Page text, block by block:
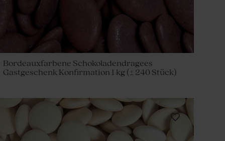
Bordeauxfarbene Schokoladendragees
Gastgeschenk Konfirmation 1 kg (± 240 Stück)